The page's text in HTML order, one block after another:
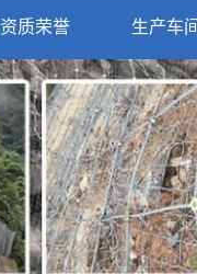
资质荣誉 生产车